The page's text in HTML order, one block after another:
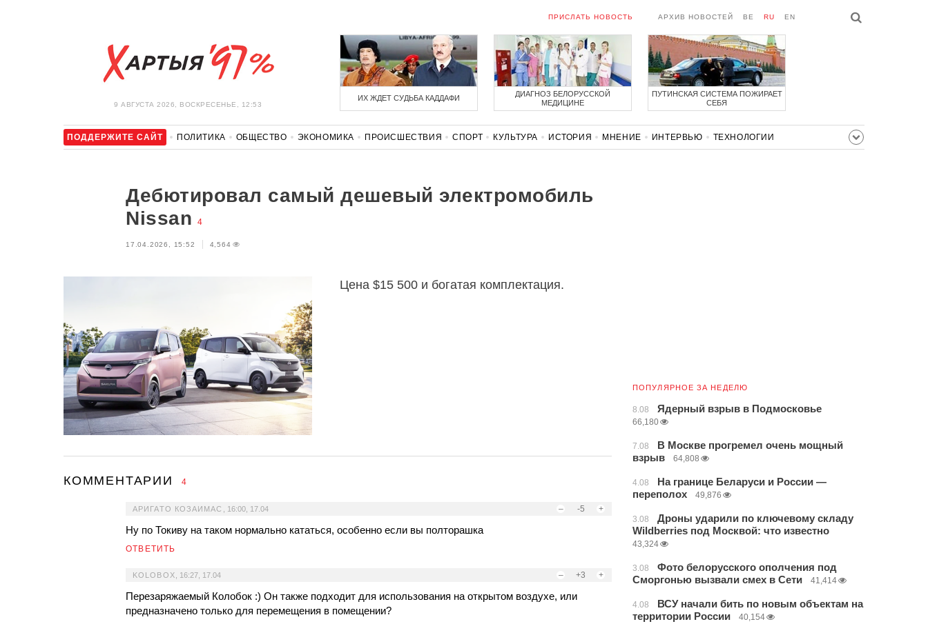
9 АВГУСТА 2026, ВОСКРЕСЕНЬЕ, 12:53
ПРИСЛАТЬ НОВОСТЬ АРХИВ НОВОСТЕЙ BE RU EN
ИХ ЖДЕТ СУДЬБА КАДДАФИ
ДИАГНОЗ БЕЛОРУССКОЙ
МЕДИЦИНЕ
ПУТИНСКАЯ СИСТЕМА ПОЖИРАЕТ
СЕБЯ
ПОДДЕРЖИТЕ САЙТ ПОЛИТИКА ОБЩЕСТВО ЭКОНОМИКА ПРОИСШЕСТВИЯ СПОРТ КУЛЬТУРА ИСТОРИЯ МНЕНИЕ ИНТЕРВЬЮ
ТЕХНОЛОГИИ
Дебютировал самый дешевый электромобиль
Nissan
4
17.04.2026, 15:52 4,564
Цена $15 500 и богатая комплектация.
КОММЕНТАРИИ 4
– -5 +
АРИГАТО КОЗАИМАС 16:00, 17.04
Ну по Токиву на таком нормально кататься, особенно если вы полторашка
ОТВЕТИТЬ
– +3 +
KOLOBOX 16:27, 17.04
Перезаряжаемый Колобок :) Он также подходит для использования на открытом воздухе, или
предназначено только для перемещения в помещении?
ПОПУЛЯРНОЕ ЗА НЕДЕЛЮ
8.08 Ядерный взрыв в Подмосковье
66,180
7.08
В Москве прогремел очень мощный
взрыв
64,808
4.08
На границе Беларуси и России —
переполох
49,876
3.08
Дроны ударили по ключевому складу
Wildberries под Москвой: что известно
43,324
3.08
Фото белорусского ополчения под
Сморгонью вызвали смех в Сети
41,414
4.08
ВСУ начали бить по новым объектам на
территории России
40,154